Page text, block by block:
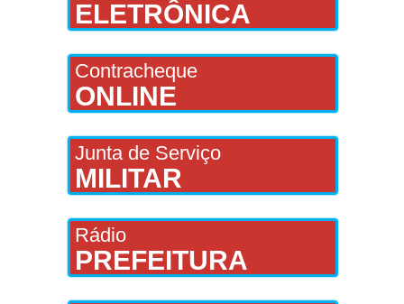
ELETRÔNICA
Contracheque
ONLINE
Junta de Serviço
MILITAR
Rádio
PREFEITURA